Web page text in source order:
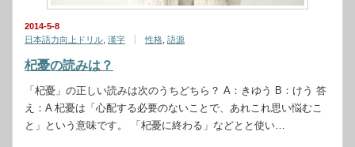
2014-5-8
日本語力向上ドリル 漢字 性格 語源
杞憂の読みは？
「杞憂」の正しい読みは次のうちどちら？ A：きゆう B：けう 答
え：A 杞憂は「心配する必要のないことで、あれこれ思い悩むこ
と」という意味です。 「杞憂に終わる」などとと使い…